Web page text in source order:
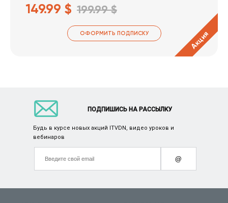
149.99 $ 199.99 $
ОФОРМИТЬ ПОДПИСКУ Акция
ПОДПИШИСЬ НА РАССЫЛКУ
Будь в курсе новых акций ITVDN, видео уроков и
вебинаров
@